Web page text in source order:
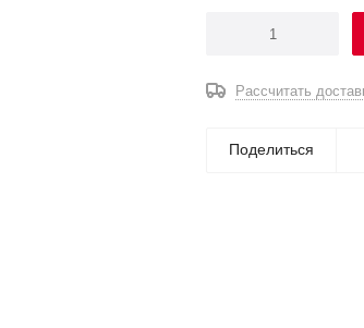
Рассчитать
Поделиться